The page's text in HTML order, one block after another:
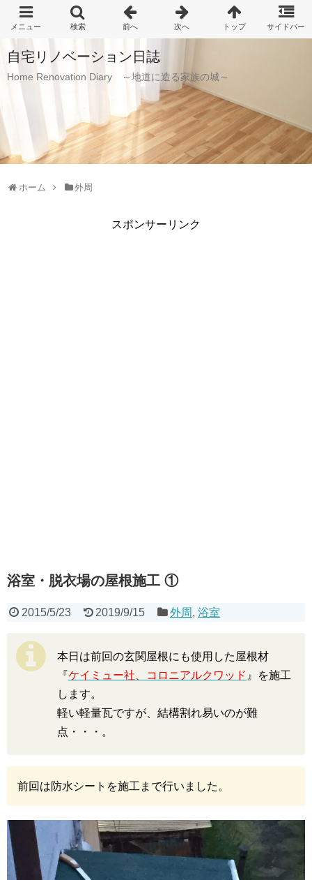
自宅リノベーション日誌
Home Renovation Diary ～地道に造る家族の城～
ホーム 外周
スポンサーリンク
浴室・脱衣場の屋根施工 ①
2015/5/23 2019/9/15 外周 ,浴室
本日は前回の玄関屋根にも使用した屋根材
『ケイミュー社、コロニアルクワッド 』を施工
します。
軽い軽量瓦ですが、結構割れ易いのが難
点・・・。
前回は防水シートを施工まで行いました。